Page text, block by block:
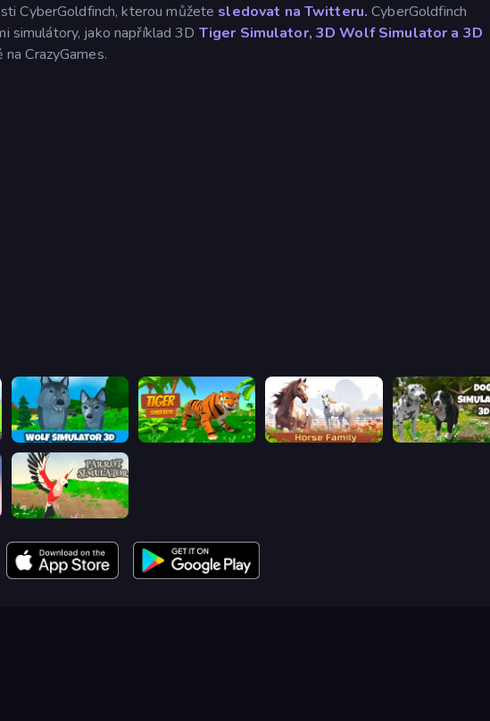
CyberGoldfinch, kterou můžete sledovat na Twitteru. CyberGoldfinch
simulátory, jako například 3D Tiger Simulator, 3D Wolf Simulator a 3D
CrazyGames.
Wolf Simulator: Wild Animals 3D Tiger Simulator 3D Horse Simulator 3D Dog Simulator 3D
Parrot Simulator